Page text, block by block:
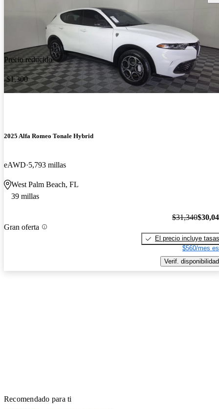
Precio reducido
-$1,300
2025 Alfa Romeo Tonale Hybrid
eAWD 5,793 millas
West Palm Beach, FL
39 millas
Gran oferta
$31,340
El precio incluye tasas
$560/mes
Verif. disponibilidad
Recomendado para ti